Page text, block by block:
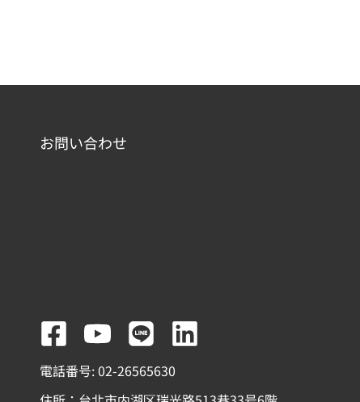
お問い合わせ
F
a
c
Y
o
u
L
i
n
L
n
電話番号: 02-26565630